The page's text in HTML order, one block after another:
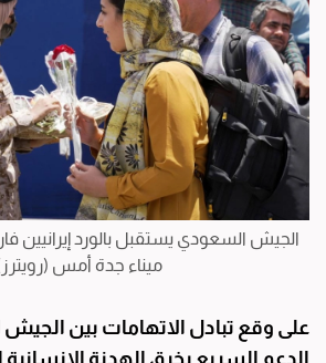
الجيش السعودي يستقبل بالورد إيرانيين
ميناء جدة أمس
على وقع تبادل الاتهامات بين